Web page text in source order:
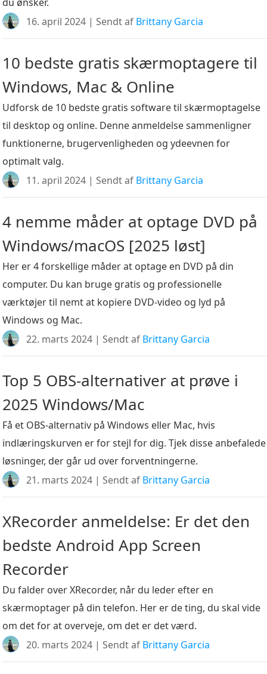
16. april 2024 | Sendt af Brittany Garcia
10 bedste gratis skærmoptagere til
Windows, Mac & Online
Udforsk de 10 bedste gratis software til skærmoptagelse
til desktop og online. Denne anmeldelse sammenligner
funktionerne, brugervenligheden og ydeevnen for
optimalt valg.
11. april 2024 | Sendt af Brittany Garcia
4 nemme måder at optage DVD på
Windows/macOS [2025 løst]
Her er 4 forskellige måder at optage en DVD på din
computer. Du kan bruge gratis og professionelle
værktøjer til nemt at kopiere DVD-video og lyd på
Windows og Mac.
22. marts 2024 | Sendt af Brittany Garcia
Top 5 OBS-alternativer at prøve i
2025 Windows/Mac
Få et OBS-alternativ på Windows eller Mac, hvis
indlæringskurven er for stejl for dig. Tjek disse anbefalede
løsninger, der går ud over forventningerne.
21. marts 2024 | Sendt af Brittany Garcia
XRecorder anmeldelse: Er det den
bedste Android App Screen
Recorder
Du falder over XRecorder, når du leder efter en
skærmoptager på din telefon. Her er de ting, du skal vide
om det for at overveje, om det er det værd.
20. marts 2024 | Sendt af Brittany Garcia